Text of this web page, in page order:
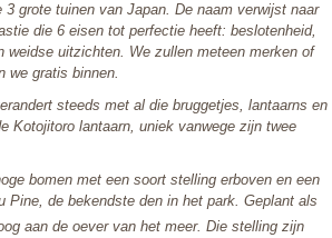
grote tuinen van Japan. De naam verwijst naar
die 6 eisen tot perfectie heeft: beslotenheid,
uitzichten. We zullen meteen merken of
we gratis binnen.
steeds met al die bruggetjes, lantaarns en
Kotojitoro lantaarn, uniek vanwege zijn twee
bomen met een soort stelling erboven en een
de bekendste den in het park. Geplant als
aan de oever van het meer. Die stelling zijn